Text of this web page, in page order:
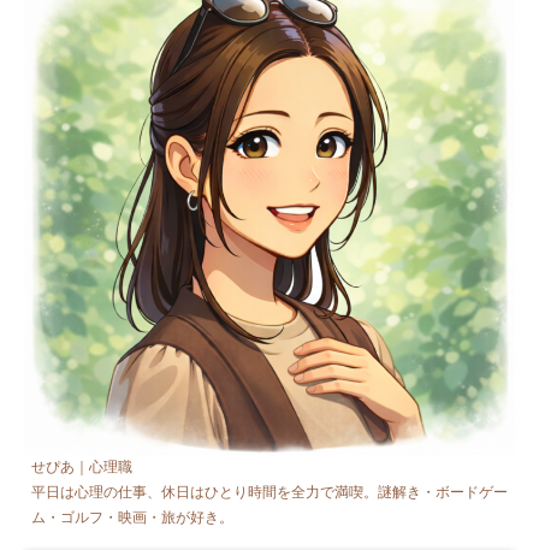
せぴあ｜心理職
平日は心理の仕事、休日はひとり時間を全力で満喫。謎解き・ボードゲー
ム・ゴルフ・映画・旅が好き。